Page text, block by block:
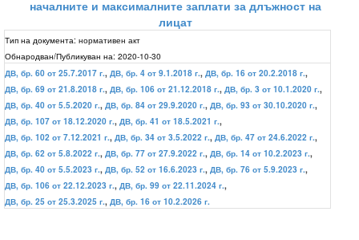
началните и максималните заплати за длъжност на
лицат
Тип на документа: нормативен акт
Обнародван/Публикуван на: 2020-10-30
ДВ, бр. 60 от 25.7.2017 г., ДВ, бр. 4 от 9.1.2018 г., ДВ, бр. 16 от 20.2.2018 г.,
ДВ, бр. 69 от 21.8.2018 г., ДВ, бр. 106 от 21.12.2018 г., ДВ, бр. 3 от 10.1.2020 г.,
ДВ, бр. 40 от 5.5.2020 г., ДВ, бр. 84 от 29.9.2020 г., ДВ, бр. 93 от 30.10.2020 г.,
ДВ, бр. 107 от 18.12.2020 г., ДВ, бр. 41 от 18.5.2021 г.,
ДВ, бр. 102 от 7.12.2021 г., ДВ, бр. 34 от 3.5.2022 г., ДВ, бр. 47 от 24.6.2022 г.,
ДВ, бр. 62 от 5.8.2022 г., ДВ, бр. 77 от 27.9.2022 г., ДВ, бр. 14 от 10.2.2023 г.,
ДВ, бр. 40 от 5.5.2023 г., ДВ, бр. 52 от 16.6.2023 г., ДВ, бр. 76 от 5.9.2023 г.,
ДВ, бр. 106 от 22.12.2023 г., ДВ, бр. 99 от 22.11.2024 г.,
ДВ, бр. 25 от 25.3.2025 г., ДВ, бр. 16 от 10.2.2026 г.